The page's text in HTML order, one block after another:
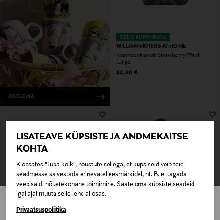
LISATEAVE KÜPSISTE JA ANDMEKAITSE
KOHTA
Klõpsates "Luba kõik", nõustute sellega, et küpsiseid võib teie
seadmesse salvestada erinevatel eesmärkidel, nt. B. et tagada
veebisaidi nõuetekohane toimimine. Saate oma küpsiste seadeid
igal ajal muuta selle lehe allosas.
Privaatsuspoliitika
OSTLEMA
EELIS KUPONGIGA
WILLIAM MORRIS AT HOME
Kosmeetikakott Strawberry Thief
Large
Original Price
44,90 €
CASA STOCKMANN
Stockmann pole Sinu riigis saadaval.